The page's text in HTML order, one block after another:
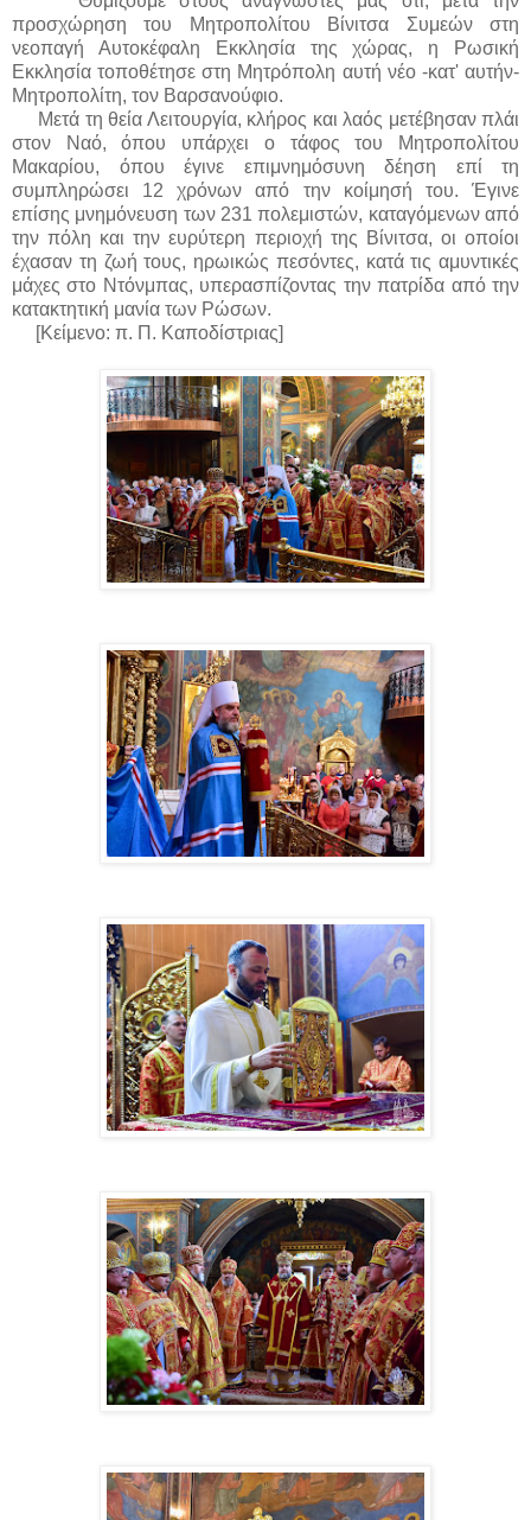
προσχώρηση του Μητροπολίτου Βίνιτσα Συμεών στη
νεοπαγή Αυτοκέφαλη Εκκλησία της χώρας, η Ρωσική
Εκκλησία τοποθέτησε στη Μητρόπολη αυτή νέο -κατ' αυτήν-
Μητροπολίτη, τον Βαρσανούφιο.
Μετά τη θεία Λειτουργία, κλήρος και λαός μετέβησαν πλάι
στον Ναό, όπου υπάρχει ο τάφος του Μητροπολίτου
Μακαρίου, όπου έγινε επιμνημόσυνη δέηση επί τη
συμπληρώσει 12 χρόνων από την κοίμησή του. Έγινε
επίσης μνημόνευση των 231 πολεμιστών, καταγόμενων από
την πόλη και την ευρύτερη περιοχή της Βίνιτσα, οι οποίοι
έχασαν τη ζωή τους, ηρωικώς πεσόντες, κατά τις αμυντικές
μάχες στο Ντόνμπας, υπερασπίζοντας την πατρίδα από την
κατακτητική μανία των Ρώσων.
[Κείμενο: π. Π. Καποδίστριας]